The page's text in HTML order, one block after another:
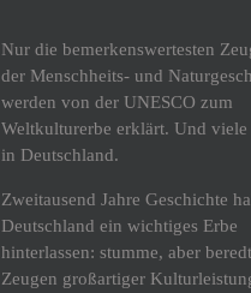
Nur die bemerkenswertesten
der Menschheits- und
werden von der UNESCO zum
Weltkulturerbe erklärt. Und viele
in Deutschland.
Zweitausend Jahre Geschichte
Deutschland ein wichtiges Erbe
hinterlassen: stumme, aber
Zeugen großartiger